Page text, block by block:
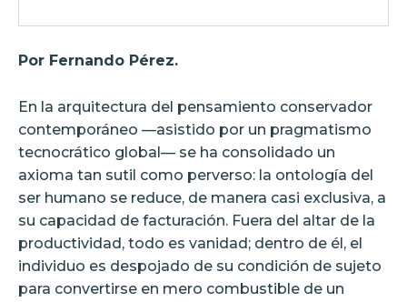
Por Fernando Pérez.
En la arquitectura del pensamiento conservador
contemporáneo —asistido por un pragmatismo
tecnocrático global— se ha consolidado un
axioma tan sutil como perverso: la ontología del
ser humano se reduce, de manera casi exclusiva, a
su capacidad de facturación. Fuera del altar de la
productividad, todo es vanidad; dentro de él, el
individuo es despojado de su condición de sujeto
para convertirse en mero combustible de un